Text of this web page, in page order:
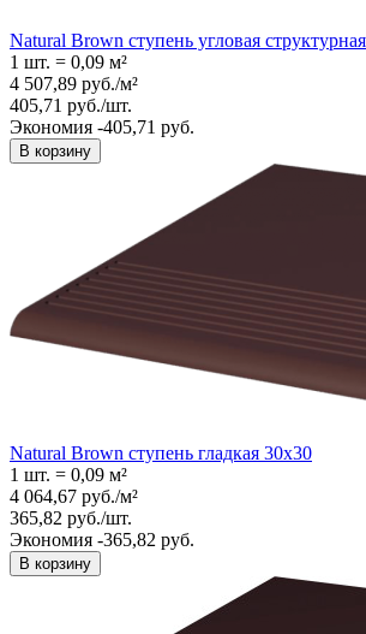
Natural Brown ступень угловая
1 шт. = 0,09 м²
4 507,89 руб./м²
405,71 руб./шт.
Экономия -405,71 руб.
В корзину
Natural Brown ступень гладкая 30x30
1 шт. = 0,09 м²
4 064,67 руб./м²
365,82 руб./шт.
Экономия -365,82 руб.
В корзину